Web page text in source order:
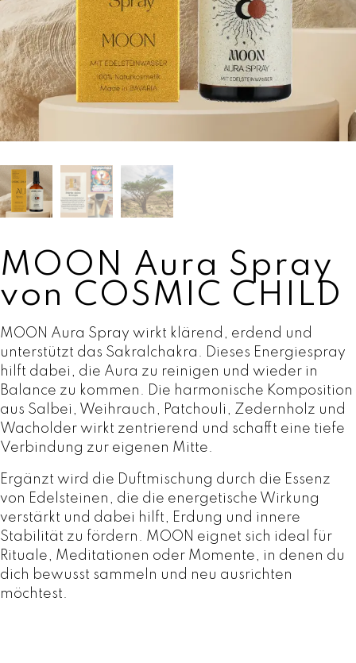
MOON Aura Spray
von COSMIC CHILD
MOON Aura Spray wirkt klärend, erdend und
unterstützt das Sakralchakra. Dieses Energiespray
hilft dabei, die Aura zu reinigen und wieder in
Balance zu kommen. Die harmonische Komposition
aus Salbei, Weihrauch, Patchouli, Zedernholz und
Wacholder wirkt zentrierend und schafft eine tiefe
Verbindung zur eigenen Mitte.
Ergänzt wird die Duftmischung durch die Essenz
von Edelsteinen, die die energetische Wirkung
verstärkt und dabei hilft, Erdung und innere
Stabilität zu fördern. MOON eignet sich ideal für
Rituale, Meditationen oder Momente, in denen du
dich bewusst sammeln und neu ausrichten
möchtest.